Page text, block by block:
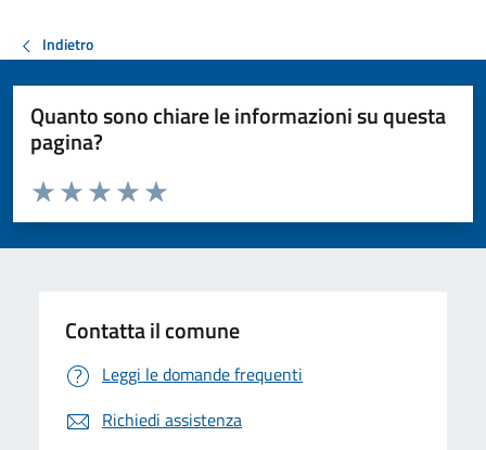
Indietro
Quanto sono chiare le informazioni su questa
pagina?
Valuta da 1 a 5 stelle la pagina
Valuta 5 stelle su 5
Valuta 4 stelle su 5
Valuta 3 stelle su 5
Valuta 2 stelle su 5
Valuta 1 stelle su 5
Contatta il comune
Leggi le domande frequenti
Richiedi assistenza